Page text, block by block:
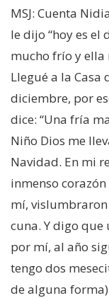
MSJ: Cuenta
le dijo “hoy es el
mucho frío y ella
Llegué a la Casa
diciembre, por
dice: “Una fría
Niño Dios me
Navidad. En mi
inmenso
mí,
cuna. Y digo
por mí, al año
tengo dos
de alguna